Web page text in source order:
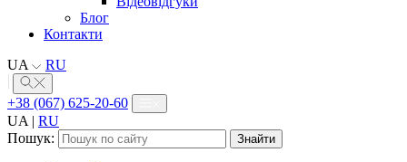
Блог
Контакти
UA
RU
+38 (067) 625-20-60
UA | RU
Пошук: